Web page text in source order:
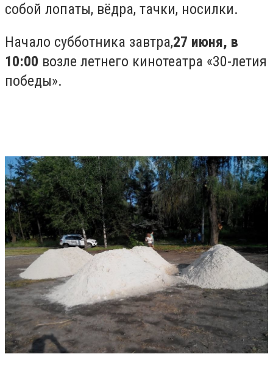
собой лопаты, вёдра, тачки, носилки.
Начало субботника завтра,27 июня, в
10:00 возле летнего кинотеатра «30-летия
победы».